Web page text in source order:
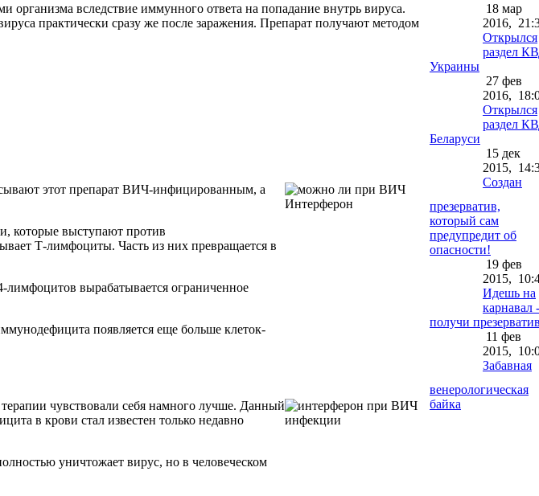
организма вследствие иммунного ответа на попадание внутрь вируса.
практически сразу же после заражения. Препарат получают методом
этот препарат ВИЧ-инфицированным, а
которые выступают против
Т-лимфоциты. Часть из них превращается в
вырабатывается ограниченное
появляется еще больше клеток-
чувствовали себя намного лучше. Данный
в крови стал известен только недавно
уничтожает вирус, но в человеческом
18 мар
2016,
Открылся
раздел
Украины
27 фев
2016,
Открылся
раздел
Беларуси
15 дек
2015,
Создан
презерватив,
который сам
предупредит об
опасности!
19 фев
2015,
Идешь на
карнавал -
получи
11 фев
2015,
Забавная
венерологическая
байка